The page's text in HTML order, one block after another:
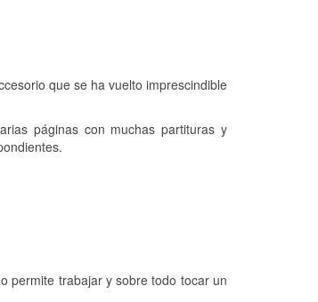
que se ha vuelto imprescindible
páginas con muchas partituras y
permite trabajar y sobre todo tocar un